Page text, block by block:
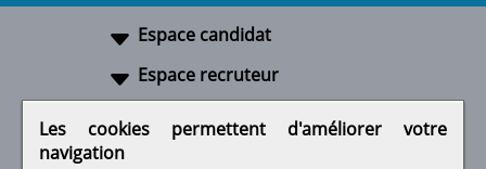
Espace candidat
Espace recruteur
Les cookies permettent d'améliorer votre
navigation